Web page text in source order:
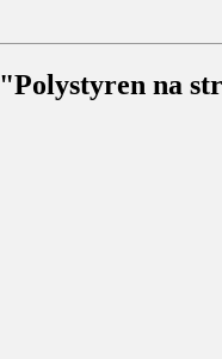
"Polystyren na